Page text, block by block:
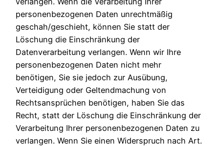
personenbezogenen Daten unrechtmäßig
geschah/geschieht, können Sie statt der
Löschung die Einschränkung der
Datenverarbeitung verlangen. Wenn wir Ihre
personenbezogenen Daten nicht mehr
benötigen, Sie sie jedoch zur Ausübung,
Verteidigung oder Geltendmachung von
Rechtsansprüchen benötigen, haben Sie das
Recht, statt der Löschung die Einschränkung der
Verarbeitung Ihrer personenbezogenen Daten zu
verlangen. Wenn Sie einen Widerspruch nach Art.